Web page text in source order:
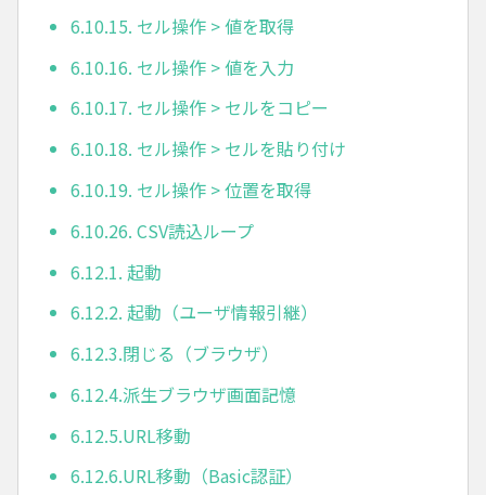
6.10.15. セル操作 > 値を取得
6.10.16. セル操作 > 値を入力
6.10.17. セル操作 > セルをコピー
6.10.18. セル操作 > セルを貼り付け
6.10.19. セル操作 > 位置を取得
6.10.26. CSV読込ループ
6.12.1. 起動
6.12.2. 起動（ユーザ情報引継）
6.12.3.閉じる（ブラウザ）
6.12.4.派生ブラウザ画面記憶
6.12.5.URL移動
6.12.6.URL移動（Basic認証）